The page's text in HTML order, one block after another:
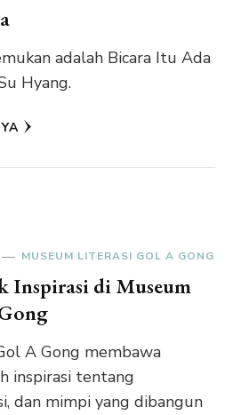
adalah Bicara Itu Ada
Hyang.
MUSEUM LITERASI GOL A GONG
Inspirasi di Museum
A Gong membawa
inspirasi tentang
dan mimpi yang dibangun